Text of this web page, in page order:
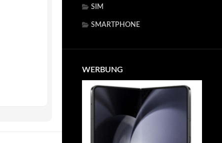
SIM
SMARTPHONE
WERBUNG